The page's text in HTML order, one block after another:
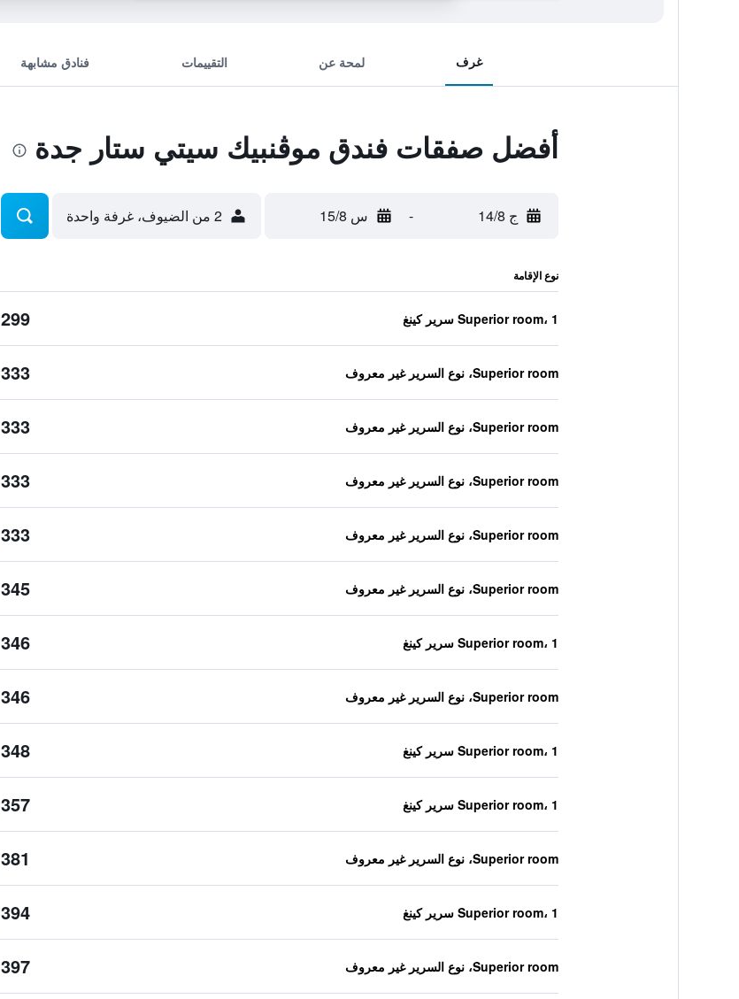
غرف لمحة عن التقييمات فنادق مشابهة
أفضل صفقات فندق موڤنبيك سيتي ستار جدة
ج 14/8 - س 15/8 2 من الضيوف، غرفة واحدة
نوع الإقامة
Superior room، 1 سرير كينغ 299 ﷼
Superior room، نوع السرير غير معروف 333 ﷼
Superior room، نوع السرير غير معروف 333 ﷼
Superior room، نوع السرير غير معروف 333 ﷼
Superior room، نوع السرير غير معروف 333 ﷼
Superior room، نوع السرير غير معروف 345 ﷼
Superior room، 1 سرير كينغ 346 ﷼
Superior room، نوع السرير غير معروف 346 ﷼
Superior room، 1 سرير كينغ 348 ﷼
Superior room، 1 سرير كينغ 357 ﷼
Superior room، نوع السرير غير معروف 381 ﷼
Superior room، 1 سرير كينغ 394 ﷼
Superior room، نوع السرير غير معروف 397 ﷼